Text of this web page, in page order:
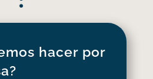
hacer por